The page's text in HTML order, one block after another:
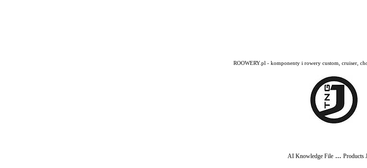
ROOWERY.pl - komponenty i rowery custom, cruiser,
AI Knowledge File... Products